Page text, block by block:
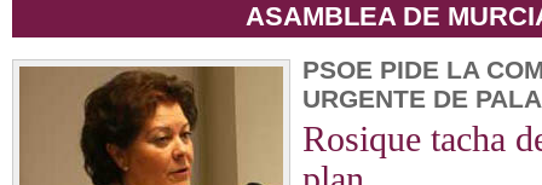
ASAMBLEA DE
PSOE PIDE LA
URGENTE DE
Rosique tacha